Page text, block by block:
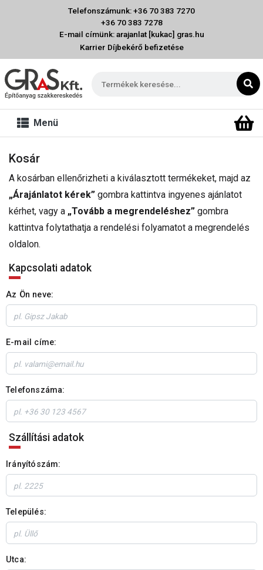
Telefonszámunk: +36 70 383 7270
+36 70 383 7278
E-mail címünk: arajanlat [kukac] gras.hu
Karrier Díjbekérő befizetése
Menü
Kosár
A kosárban ellenőrizheti a kiválasztott termékeket, majd az
„Árajánlatot kérek” gombra kattintva ingyenes ajánlatot
kérhet, vagy a „Tovább a megrendeléshez” gombra
kattintva folytathatja a rendelési folyamatot a megrendelés
oldalon.
Kapcsolati adatok
Az Ön neve:
E-mail címe:
Telefonszáma:
Szállítási adatok
Irányítószám:
Település:
Utca: